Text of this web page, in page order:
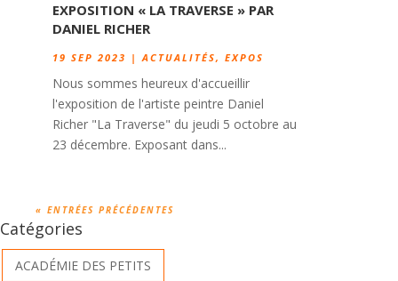
EXPOSITION « LA TRAVERSE » PAR
DANIEL RICHER
19 SEP 2023 |ACTUALITÉS, EXPOS
Nous sommes heureux d'accueillir
l'exposition de l'artiste peintre Daniel
Richer "La Traverse" du jeudi 5 octobre au
23 décembre. Exposant dans...
« ENTRÉES PRÉCÉDENTES
Catégories
ACADÉMIE DES PETITS